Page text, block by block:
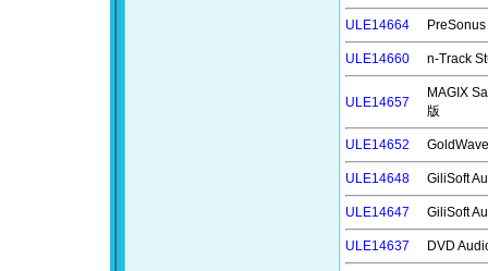
ULE14664
ULE14660 n-Track
ULE14657
MAGIX
版
ULE14652
ULE14648 GiliSoft
ULE14647 GiliSoft
ULE14637 DVD